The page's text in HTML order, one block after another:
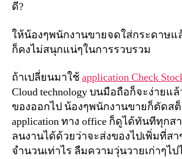
ดี?
ให้น้องๆพนักงานขายจดใส่กระดาษแ
ก็คงไม่สนุกแน่ๆในการรวบรวม
ถ้าเปลี่ยนมาใช้application Check
Cloud technology บนมือถือก็จะง่ายแ
ของออกไป น้องๆพนักงานขายก็ตัดส
application ทาง office ก็ดูได้ทันทีทุก
ลนงานได้ด้วยว่าจะส่งของไปเพิ่มที่ส
จำนวนเท่าไร ลืมความวุ่นวายเก่าๆไป